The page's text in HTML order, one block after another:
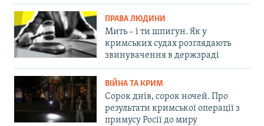
ПРАВА ЛЮДИНИ
Мить – і ти шпигун. Як у
кримських судах розглядають
звинувачення в держзраді
ВІЙНА ТА КРИМ
Сорок днів, сорок ночей. Про
результати кримської операції з
примусу Росії до миру